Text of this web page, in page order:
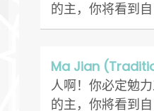
的主，你将看到自
Ma Jian
人啊！你必定勉
的主，你將看到自